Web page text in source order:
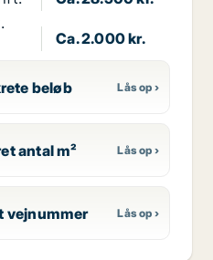
Ca. 2.000 kr.
beløb
antal m²
vejnummer